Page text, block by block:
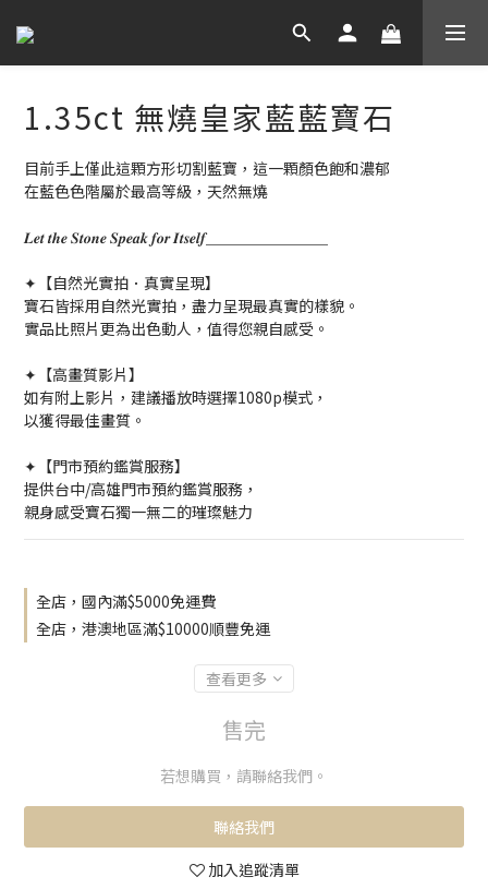
1.35ct 無燒皇家藍藍寶石
目前手上僅此這顆方形切割藍寶，這一顆顏色飽和濃郁
在藍色色階屬於最高等級，天然無燒
𝑳𝒆𝒕 𝒕𝒉𝒆 𝑺𝒕𝒐𝒏𝒆 𝑺𝒑𝒆𝒂𝒌 𝒇𝒐𝒓 𝑰𝒕𝒔𝒆𝒍𝒇＿＿＿＿＿＿＿＿
✦【自然光實拍．真實呈現】
寶石皆採用自然光實拍，盡力呈現最真實的樣貌。
實品比照片更為出色動人，值得您親自感受。
✦【高畫質影片】
如有附上影片，建議播放時選擇1080p模式，
以獲得最佳畫質。
✦【門市預約鑑賞服務】
提供台中/高雄門市預約鑑賞服務，
親身感受寶石獨一無二的璀璨魅力
全店，國內滿$5000免運費
全店，港澳地區滿$10000順豐免運
查看更多
售完
若想購買，請聯絡我們。
聯絡我們
加入追蹤清單